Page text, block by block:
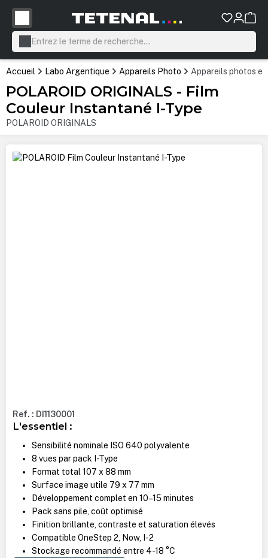
principal
Accueil Labo Argentique Appareils Photo Appareils photos
POLAROID ORIGINALS - Film
Couleur Instantané I-Type
POLAROID ORIGINALS
Ignorer la galerie d'images
Ref. : DI1130001
L'essentiel :
Sensibilité nominale ISO 640 polyvalente
8 vues par pack I-Type
Format total 107 x 88 mm
Surface image utile 79 x 77 mm
Développement complet en 10–15 minutes
Pack sans pile, coût optimisé
Finition brillante, contraste et saturation élevés
Compatible OneStep 2, Now, I-2
Stockage recommandé entre 4-18 °C